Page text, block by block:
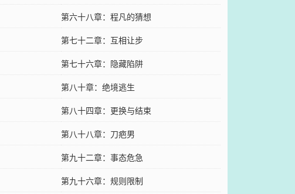
第六十八章：程凡的猜想
第七十二章：互相让步
第七十六章：隐藏陷阱
第八十章：绝境逃生
第八十四章：更换与结束
第八十八章：刀疤男
第九十二章：事态危急
第九十六章：规则限制